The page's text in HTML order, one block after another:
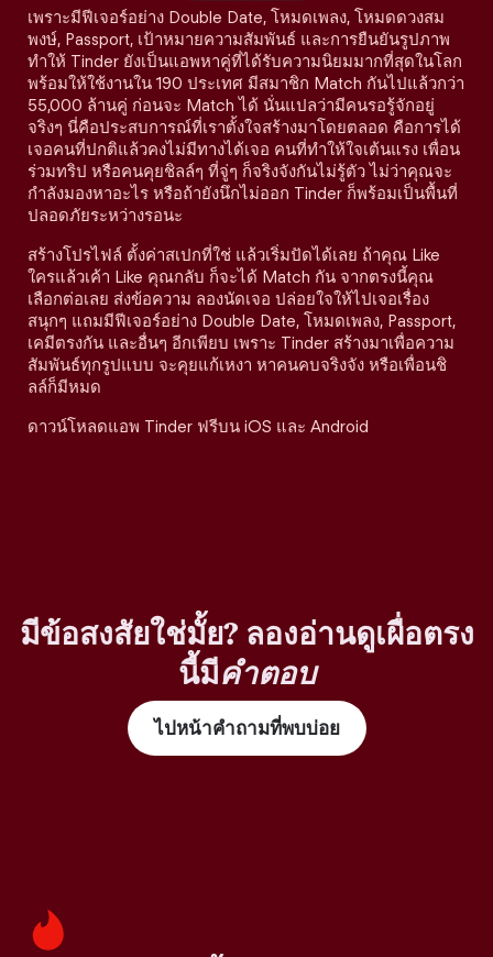
เพราะมีฟีเจอร์อย่าง Double Date, โหมดเพลง, โหมดดวงสม
พงษ์, Passport, เป้าหมายความสัมพันธ์ และการยืนยันรูปภาพ
ทำให้ Tinder ยังเป็นแอพหาคู่ที่ได้รับความนิยมมากที่สุดในโลก
พร้อมให้ใช้งานใน 190 ประเทศ มีสมาชิก Match กันไปแล้วกว่า
55,000 ล้านคู่ ก่อนจะ Match ได้ นั่นแปลว่ามีคนรอรู้จักอยู่
จริงๆ นี่คือประสบการณ์ที่เราตั้งใจสร้างมาโดยตลอด คือการได้
เจอคนที่ปกติแล้วคงไม่มีทางได้เจอ คนที่ทำให้ใจเต้นแรง เพื่อน
ร่วมทริป หรือคนคุยชิลล์ๆ ที่จู่ๆ ก็จริงจังกันไม่รู้ตัว ไม่ว่าคุณจะ
กำลังมองหาอะไร หรือถ้ายังนึกไม่ออก Tinder ก็พร้อมเป็นพื้นที่
ปลอดภัยระหว่างรอนะ
สร้างโปรไฟล์ ตั้งค่าสเปกที่ใช่ แล้วเริ่มปัดได้เลย ถ้าคุณ Like
ใครแล้วเค้า Like คุณกลับ ก็จะได้ Match กัน จากตรงนี้คุณ
เลือกต่อเลย ส่งข้อความ ลองนัดเจอ ปล่อยใจให้ไปเจอเรื่อง
สนุกๆ แถมมีฟีเจอร์อย่าง Double Date, โหมดเพลง, Passport,
เคมีตรงกัน และอื่นๆ อีกเพียบ เพราะ Tinder สร้างมาเพื่อความ
สัมพันธ์ทุกรูปแบบ จะคุยแก้เหงา หาคนคบจริงจัง หรือเพื่อนชิ
ลล์ก็มีหมด
ดาวน์โหลดแอพ Tinder ฟรีบน iOS และ Android
มีข้อสงสัยใช่มั้ย? ลองอ่านดูเผื่อตรง
นี้มีคำตอบ
ไปหน้าคำถามที่พบบ่อย